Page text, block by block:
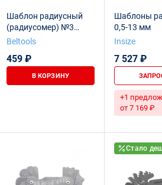
Шаблон радиусный
(радиусомер) №3
(12шт)
Beltools
Beltools
459 ₽
В КОРЗИНУ
Шаблоны
0,5-13 мм
Insize
7 527 ₽
+1
от 7 169 ₽
Стало